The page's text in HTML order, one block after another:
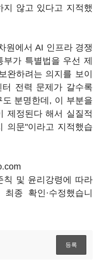
지 않고 있다고 지적했
원에서 AI 인프라 경쟁
가 특별법을 우선 제
완하려는 의지를 보이
전력 문제가 갈수록
분명한데, 이 부분을
제정된다 해서 실질적
의문"이라고 지적했습
칙 및 윤리강령에 따라
종 확인·수정했습니